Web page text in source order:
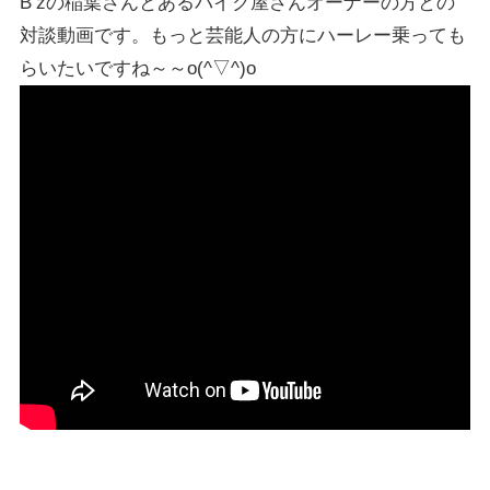
対談動画です。もっと芸能人の方にハーレー乗っても
らいたいですね～～o(^▽^)o